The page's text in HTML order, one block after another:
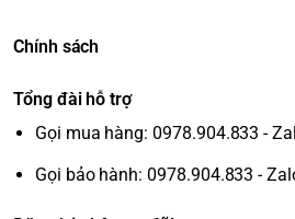
Chính sách
Tổng đài hỗ trợ
Gọi mua hàng: 0978.904.833 -
Gọi bảo hành: 0978.904.833 -